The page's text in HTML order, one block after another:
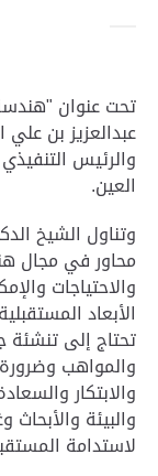
تحت عنوان
عبدالعزيز بن
والرئيس
العين.
وتناول الشيخ
محاور في مجال
والاحتياجات
الأبعاد المستقبلية.
تحتاج إلى تنشئة
والمواهب
والابتكار
والبيئة
لاستدامة